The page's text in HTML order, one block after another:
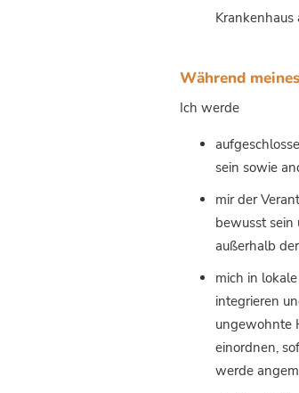
Krankenhaus
Während
Ich werde
sein sowie
mir der
bewusst
außerhalb
mich in
integrieren
ungewohnte
einordnen,
werde